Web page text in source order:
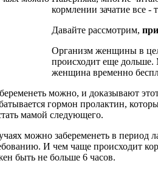
кормлении зачатие все -
Давайте рассмотрим,
Организм женщины в
происходит еще дольше.
женщина временно
можно, и доказывают
гормон пролактин,
мамой следующего.
можно забеременеть в период
И чем чаще происходит
быть не больше 6 часов.